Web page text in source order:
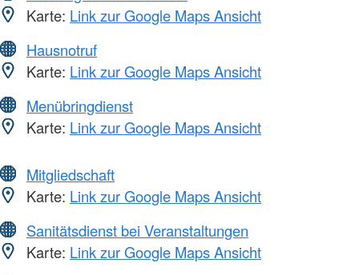
Karte: Link zur Google Maps Ansicht
Hausnotruf
Karte: Link zur Google Maps Ansicht
Menübringdienst
Karte: Link zur Google Maps Ansicht
Mitgliedschaft
Karte: Link zur Google Maps Ansicht
Sanitätsdienst bei Veranstaltungen
Karte: Link zur Google Maps Ansicht